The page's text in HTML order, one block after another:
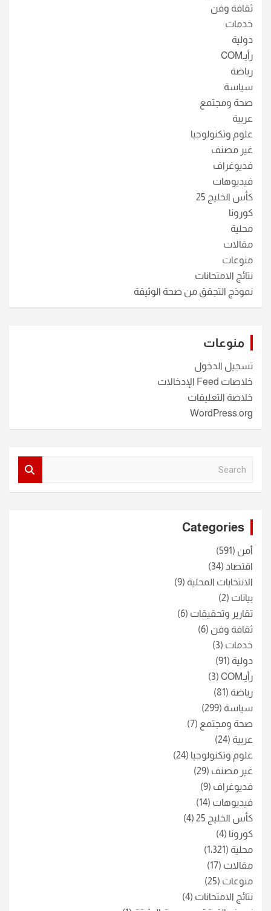
ثقافة وفن
خدمات
دولية
رأيـCOM
رياضة
سياسة
صحة ومجتمع
عربية
علوم وتكنولوجيا
غير مصنف
فديوغراف
فيديوهات
كأس الخليج 25
كورونا
محلية
مقالات
منوعات
نتائج الامتحانات
نموذج التجقق من صحة الوثيقة
منوعات
تسجيل الدخول
خلاصات Feed الإدخالات
خلاصة التعليقات
WordPress.org
Categories
أمن (591)
اقتصاد (34)
الانتخابات المحلية (9)
بيانات (2)
تقارير وتحقيقات (6)
ثقافة وفن (6)
خدمات (3)
دولية (91)
رأيـCOM
(3)
رياضة (81)
سياسة (299)
صحة ومجتمع (7)
عربية (24)
علوم وتكنولوجيا (24)
غير مصنف (29)
فديوغراف (9)
فيديوهات (14)
كأس الخليج 25
(4)
كورونا (4)
محلية (1٬321)
مقالات (17)
منوعات (25)
نتائج الامتحانات (4)